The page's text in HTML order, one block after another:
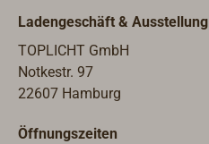
Ladengeschäft & Ausstellung
TOPLICHT GmbH
Notkestr. 97
22607 Hamburg
Öffnungszeiten